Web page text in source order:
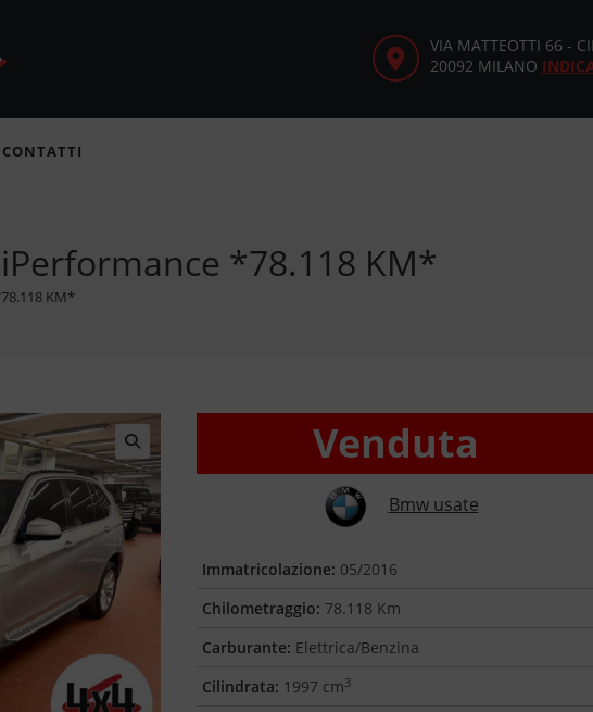
VIA MATTEOTTI 66 -
20092 MILANO
CONTATTI
*78.118 KM*
KM*
🔍
Venduta
Bmw usate
Immatricolazione: 05/2016
Chilometraggio: 78.118 Km
Carburante: Elettrica/Benzina
Cilindrata: 1997 cm3